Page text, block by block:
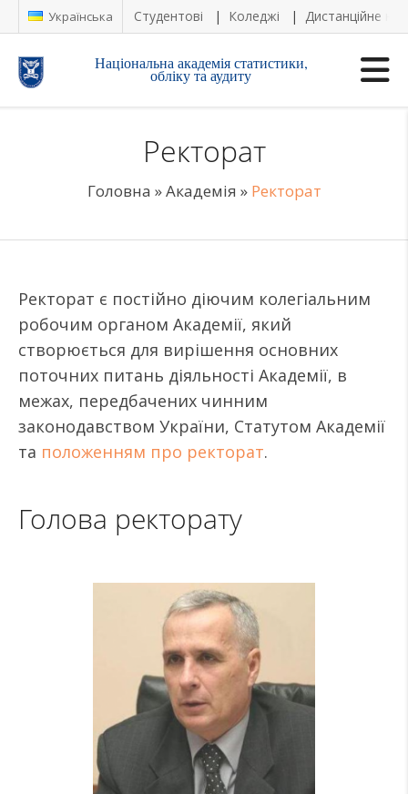
Українська Студентові Коледжі Дистанційне
Національна академія статистики,
обліку та аудиту
Ректорат
Головна »Академія » Ректорат
Ректорат є постійно діючим колегіальним
робочим органом Академії, який
створюється для вирішення основних
поточних питань діяльності Академії, в
межах, передбачених чинним
законодавством України, Статутом Академії
та положенням про ректорат.
Голова ректорату